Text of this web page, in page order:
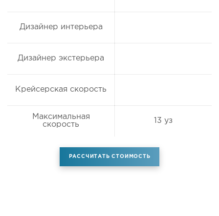
Дизайнер интерьера
Дизайнер экстерьера
Крейсерская скорость
Максимальная
скорость
13 уз
РАССЧИТАТЬ СТОИМОСТЬ